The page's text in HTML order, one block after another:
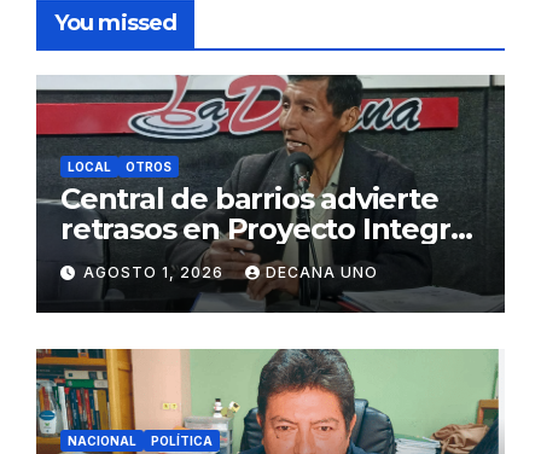
You missed
LOCAL OTROS
Central de barrios advierte
retrasos en Proyecto Integral
de Agua y Alcantarillado para
Juliaca
AGOSTO 1, 2026 DECANA UNO
NACIONAL POLÍTICA